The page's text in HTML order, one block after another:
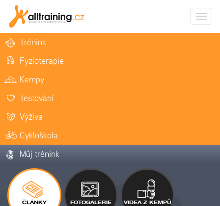
Trénink
Fyzioterapie
Kempy
Testování
Výživa
Cykloškola
Můj trénink
ČLÁNKY FOTOGALERIE VIDEA Z KEMPŮ